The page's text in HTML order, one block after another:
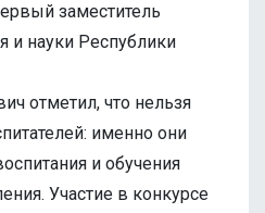
заместитель
и науки Республики
отметил, что нельзя
именно они
и обучения
Участие в конкурсе